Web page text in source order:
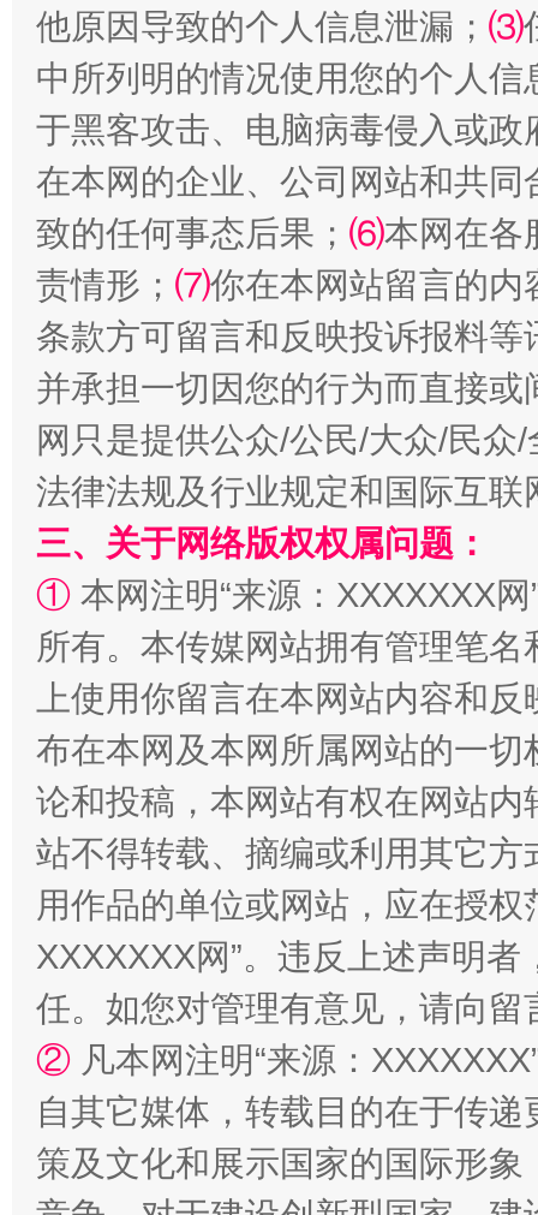
全民健身五年计划来了！等你上场
阿坝州三大球赛在茂县开幕 规模
国家大学科技园优化重塑工作
扯下公款旅游的“隐身衣” 如何以
他原因导致的个人信息泄漏； ⑶
中所列明的情况使用您的个人
于黑客攻击、电脑病毒侵入或
在本网的企业、公司网站和共
致的任何事态后果； ⑹本网在各
责情形； ⑺你在本网站留言的内
条款方可留言和反映投诉报料
并承担一切因您的行为而直接
网只是提供公众/公民/大众/民
法律法规及行业规定和国际互
三、关于网络版权权属问题：
① 本网注明“来源：XXXXXXX
所有。本传媒网站拥有管理笔
上使用你留言在本网站内容和
布在本网及本网所属网站的一
论和投稿，本网站有权在网站
站不得转载、摘编或利用其它
用作品的单位或网站，应在授
XXXXXXX网”。违反上述声明
任。如您对管理有意见，请向
② 凡本网注明“来源：
自其它媒体，转载目的在于传
策及文化和展示国家的国际形